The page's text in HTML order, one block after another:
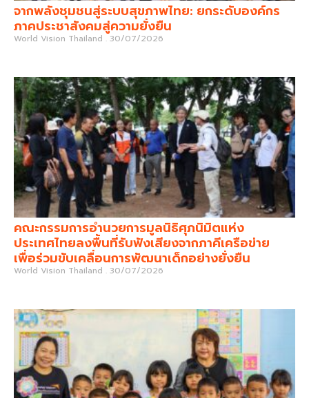
จากพลังชุมชนสู่ระบบสุขภาพไทย: ยกระดับองค์กร
ภาคประชาสังคมสู่ความยั่งยืน
World Vision Thailand 30/07/2026
คณะกรรมการอำนวยการมูลนิธิศุภนิมิตแห่ง
ประเทศไทยลงพื้นที่รับฟังเสียงจากภาคีเครือข่าย
เพื่อร่วมขับเคลื่อนการพัฒนาเด็กอย่างยั่งยืน
World Vision Thailand 30/07/2026